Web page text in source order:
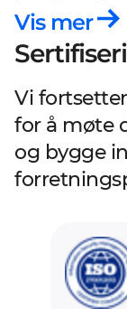
Vis mer
Vi
for å møte
og bygge